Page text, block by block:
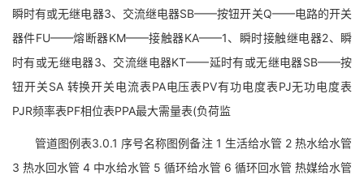
瞬时有或无继电器3、交流继电器SB——按钮开关Q——电路的开关
器件FU——熔断器KM——接触器KA——1、瞬时接触继电器2、瞬
时有或无继电器3、交流继电器KT——延时有或无继电器SB——按
钮开关SA 转换开关电流表PA电压表PV有功电度表PJ无功电度表
PJR频率表PF相位表PPA最大需量表(负荷监
管道图例表3.0.1 序号名称图例备注 1 生活给水管 2 热水给水管
3 热水回水管 4 中水给水管 5 循环给水管 6 循环回水管 热媒给水管